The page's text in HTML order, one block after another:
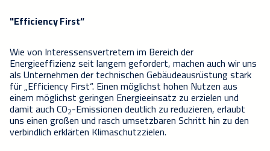
"Efficiency First“
Wie von Interessensvertretern im Bereich der
Energieeffizienz seit langem gefordert, machen auch wir uns
als Unternehmen der technischen Gebäudeausrüstung stark
für „Efficiency First“. Einen möglichst hohen Nutzen aus
einem möglichst geringen Energieeinsatz zu erzielen und
damit auch CO2-Emissionen deutlich zu reduzieren, erlaubt
uns einen großen und rasch umsetzbaren Schritt hin zu den
verbindlich erklärten Klimaschutzzielen.